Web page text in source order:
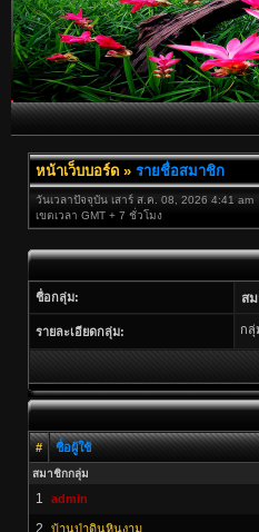
หน้าเว็บบอร์ด » รายชื่อสมาชิก
วันเวลาปัจจุบัน เสาร์ ส.ค. 08, 2026 4:41 am
เขตเวลา GMT + 7 ชั่วโมง
ชื่อกลุ่ม: ส
รายละเอียดกลุ่ม: กลุ่
# ชื่อผู้ใช้
สมาชิกกลุ่ม
1 admin
2 บ้านป่าดินหินงาม